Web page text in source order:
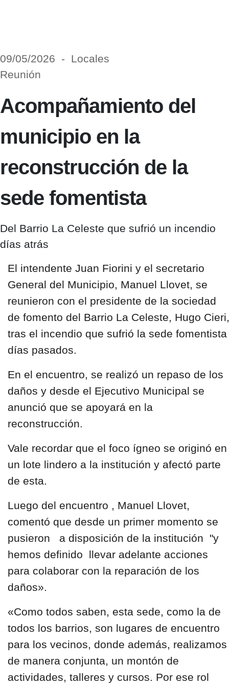
09/05/2026 - Locales
Reunión
Acompañamiento del
municipio en la
reconstrucción de la
sede fomentista
Del Barrio La Celeste que sufrió un incendio
días atrás
El intendente Juan Fiorini y el secretario
General del Municipio, Manuel Llovet, se
reunieron con el presidente de la sociedad
de fomento del Barrio La Celeste, Hugo Cieri,
tras el incendio que sufrió la sede fomentista
días pasados.
En el encuentro, se realizó un repaso de los
daños y desde el Ejecutivo Municipal se
anunció que se apoyará en la
reconstrucción.
Vale recordar que el foco ígneo se originó en
un lote lindero a la institución y afectó parte
de esta.
Luego del encuentro , Manuel Llovet,
comentó que desde un primer momento se
pusieron a disposición de la institución "y
hemos definido llevar adelante acciones
para colaborar con la reparación de los
daños».
«Como todos saben, esta sede, como la de
todos los barrios, son lugares de encuentro
para los vecinos, donde además, realizamos
de manera conjunta, un montón de
actividades, talleres y cursos. Por ese rol